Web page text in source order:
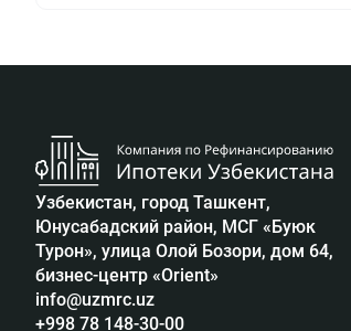
Узбекистан, город Ташкент,
Юнусабадский район, МСГ «Буюк
Турон», улица Олой Бозори, дом 64,
бизнес-центр «Orient»
info@uzmrc.uz
+998 78 148-30-00